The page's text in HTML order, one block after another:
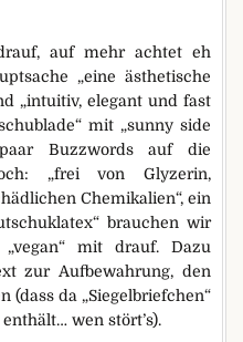
auf mehr achtet eh
„eine ästhetische
„intuitiv, elegant und fast
mit „sunny side
Buzzwords auf die
„frei von Glyzerin,
Chemikalien“, ein
brauchen wir
mit drauf. Dazu
zur Aufbewahrung, den
(dass da „Siegelbriefchen“
wen stört’s).